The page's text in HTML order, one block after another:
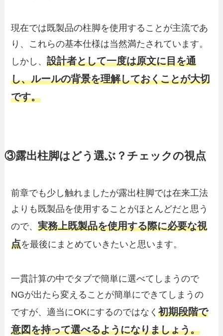
現在では既製品の柱脚を使用することが主流であ
り、これらの基本仕様は当然満たされています。
しかし、設計者として一度は原文に目を通
し、ルールの背景を理解しておくことが大切
です。
③露出柱脚はどう選ぶ？チェックの視点
前章でも少し触れましたが露出柱脚では在来工法
よりも既製品を使用することがほとんどだと思う
ので、実務上既製品を使用する際に必要な視
点を最後にまとめていきたいと思います。
一貫計算の中でタブで簡単に選べてしまうので
NGが出たら変えることが簡単にできてしまうの
ですが、適当にOKにするのではなく初期段階で
意図を持って選べるようになりましょう。